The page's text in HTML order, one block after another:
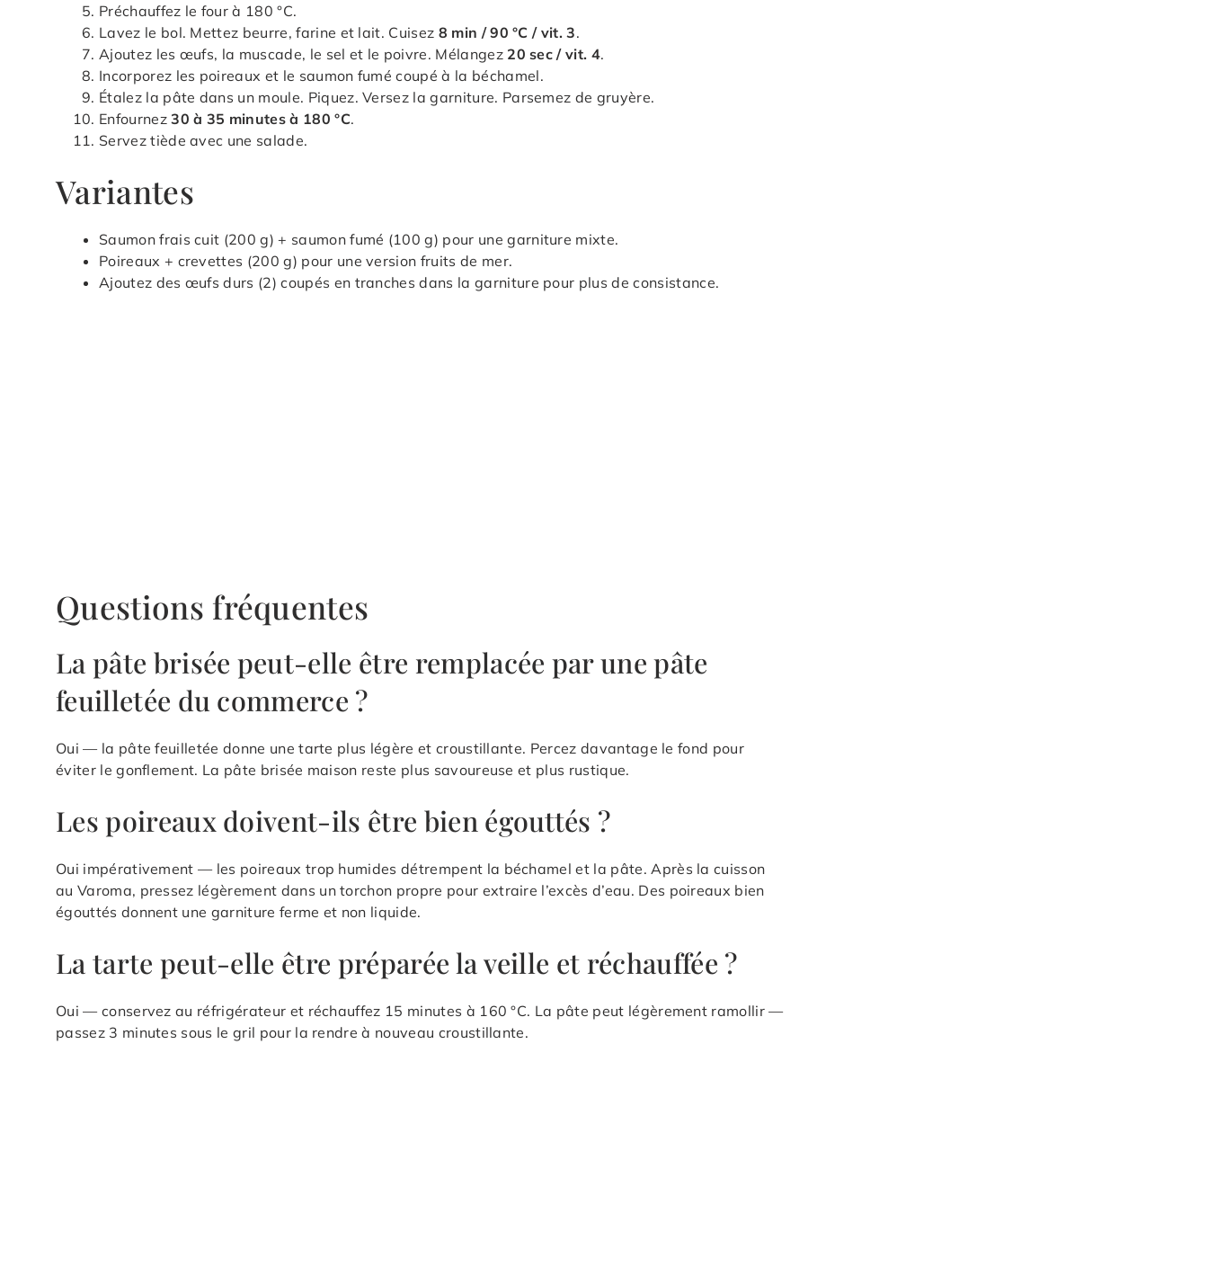
Préchauffez le four à 180 °C.
Lavez le bol. Mettez beurre, farine et lait. Cuisez 8 min / 90 °C / vit. 3.
Ajoutez les œufs, la muscade, le sel et le poivre. Mélangez 20 sec / vit. 4.
Incorporez les poireaux et le saumon fumé coupé à la béchamel.
Étalez la pâte dans un moule. Piquez. Versez la garniture. Parsemez de gruyère.
Enfournez30 à 35 minutes à 180 °C.
Servez tiède avec une salade.
Variantes
Saumon frais cuit (200 g) + saumon fumé (100 g) pour une garniture mixte.
Poireaux + crevettes (200 g) pour une version fruits de mer.
Ajoutez des œufs durs (2) coupés en tranches dans la garniture pour plus de consistance.
Questions fréquentes
La pâte brisée peut-elle être remplacée par une pâte
feuilletée du commerce ?
Oui — la pâte feuilletée donne une tarte plus légère et croustillante. Percez davantage le fond pour
éviter le gonflement. La pâte brisée maison reste plus savoureuse et plus rustique.
Les poireaux doivent-ils être bien égouttés ?
Oui impérativement — les poireaux trop humides détrempent la béchamel et la pâte. Après la cuisson
au Varoma, pressez légèrement dans un torchon propre pour extraire l’excès d’eau. Des poireaux bien
égouttés donnent une garniture ferme et non liquide.
La tarte peut-elle être préparée la veille et réchauffée ?
Oui — conservez au réfrigérateur et réchauffez 15 minutes à 160 °C. La pâte peut légèrement ramollir —
passez 3 minutes sous le gril pour la rendre à nouveau croustillante.